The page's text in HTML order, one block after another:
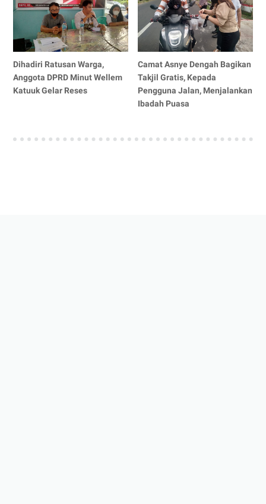
Dihadiri Ratusan Warga,
Anggota DPRD Minut Wellem
Katuuk Gelar Reses
Camat Asnye Dengah Bagikan
Takjil Gratis, Kepada
Pengguna Jalan, Menjalankan
Ibadah Puasa